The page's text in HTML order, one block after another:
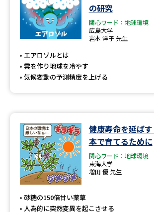
の研究
関心ワード：地球環境
広島大学
岩本 洋子 先生
エアロゾルとは
雲を作り地球を冷やす
気候変動の予測精度を上げる
健康寿命を延ば
本で育てるために
関心ワード：地球環境
東海大学
増田 優 先生
砂糖の150倍甘い薬草
人為的に突然変異を起こさせる